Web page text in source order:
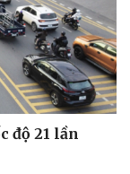
thời sự
đêm khuya
yêu
cho bé
độ 21 lần